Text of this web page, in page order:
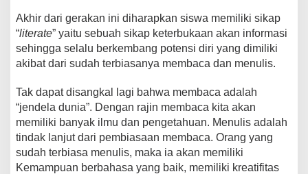
Akhir dari gerakan ini diharapkan siswa memiliki sikap
“literate” yaitu sebuah sikap keterbukaan akan informasi
sehingga selalu berkembang potensi diri yang dimiliki
akibat dari sudah terbiasanya membaca dan menulis.
Tak dapat disangkal lagi bahwa membaca adalah
“jendela dunia”. Dengan rajin membaca kita akan
memiliki banyak ilmu dan pengetahuan. Menulis adalah
tindak lanjut dari pembiasaan membaca. Orang yang
sudah terbiasa menulis, maka ia akan memiliki
Kemampuan berbahasa yang baik, memiliki kreatifitas